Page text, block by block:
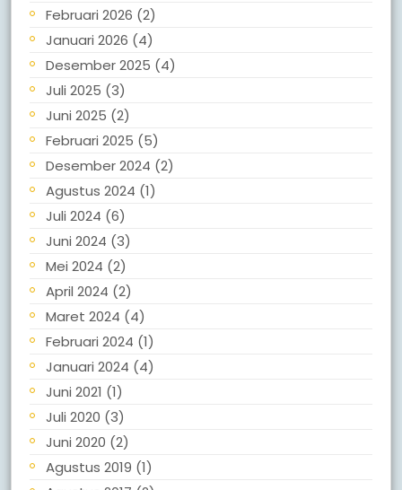
Februari 2026 (2)
Januari 2026 (4)
Desember 2025 (4)
Juli 2025 (3)
Juni 2025 (2)
Februari 2025 (5)
Desember 2024 (2)
Agustus 2024 (1)
Juli 2024 (6)
Juni 2024 (3)
Mei 2024 (2)
April 2024 (2)
Maret 2024 (4)
Februari 2024 (1)
Januari 2024 (4)
Juni 2021 (1)
Juli 2020 (3)
Juni 2020 (2)
Agustus 2019 (1)